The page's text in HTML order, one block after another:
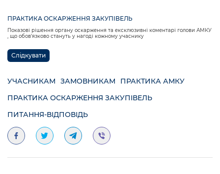
ПРАКТИКА ОСКАРЖЕННЯ ЗАКУПІВЕЛЬ
Показові рішення органу оскарження та ексклюзивні коментарі голови АМКУ
, що обов’язково стануть у нагоді кожному учаснику
Слідкувати
УЧАСНИКАМ ЗАМОВНИКАМ
ПРАКТИКА АМКУ
ПРАКТИКА ОСКАРЖЕННЯ ЗАКУПІВЕЛЬ
ПИТАННЯ-ВІДПОВІДЬ